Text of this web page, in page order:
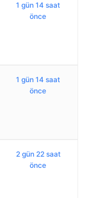
1 gün 14 saat
önce
1 gün 14 saat
önce
2 gün 22 saat
önce